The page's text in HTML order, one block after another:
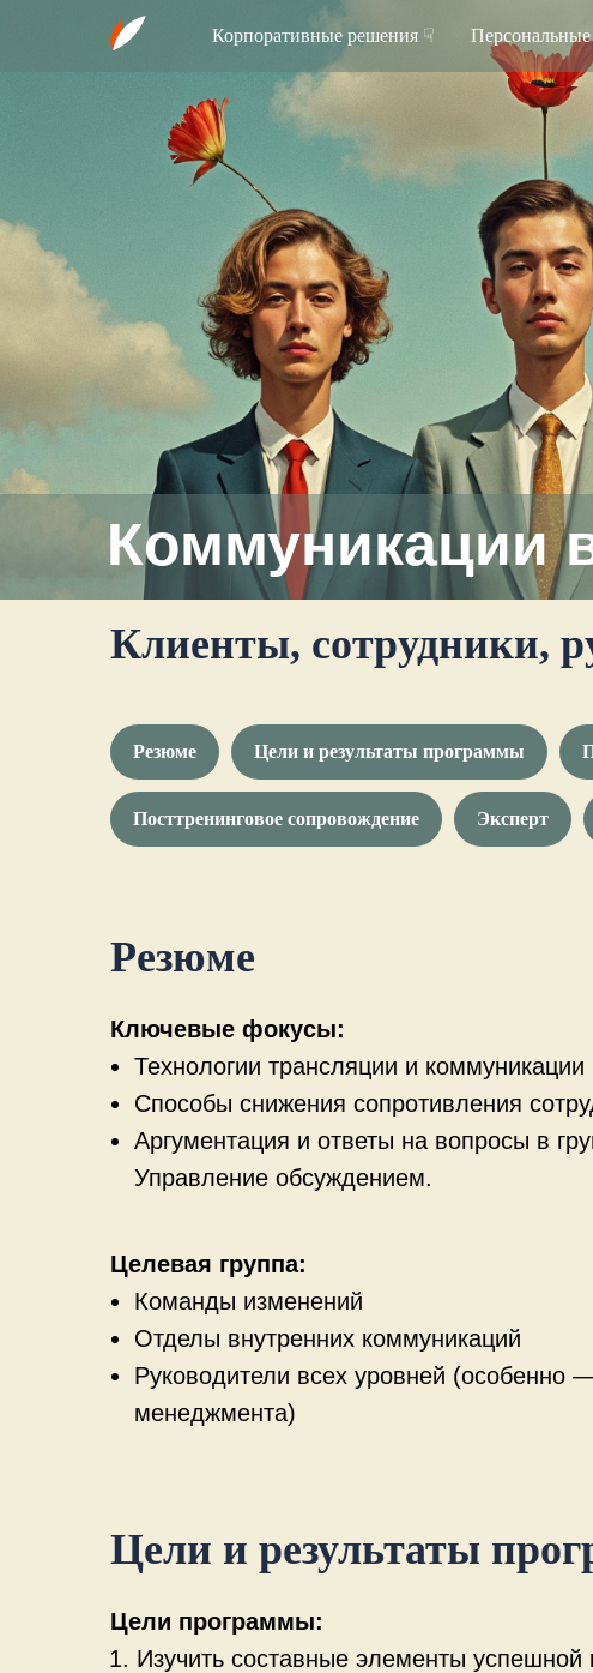
Корпоративные решения ☟
Коммуникации
Клиенты, сотрудники,
Резюме Цели и результаты программы
Посттренинговое сопровождение Эксперт
Резюме
Ключевые фокусы:
Технологии трансляции и коммуникации
Способы снижения сопротивления
Аргументация и ответы на вопросы в
Управление обсуждением.
Целевая группа:
Команды изменений
Отделы внутренних коммуникаций
Руководители всех уровней (особенно
менеджмента)
Цели и результаты
Цели программы:
Изучить составные элементы